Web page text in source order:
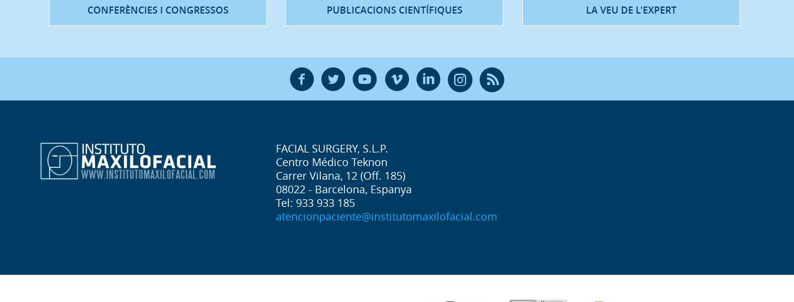
CONFERÈNCIES I CONGRESSOS PUBLICACIONS CIENTÍFIQUES LA VEU DE L'EXPERT
F T Y V L Ñ R
FACIAL SURGERY, S.L.P.
Centro Médico Teknon
Carrer Vilana, 12 (Off. 185)
08022 - Barcelona, Espanya
Tel: 933 933 185
atencionpaciente@institutomaxilofacial.com